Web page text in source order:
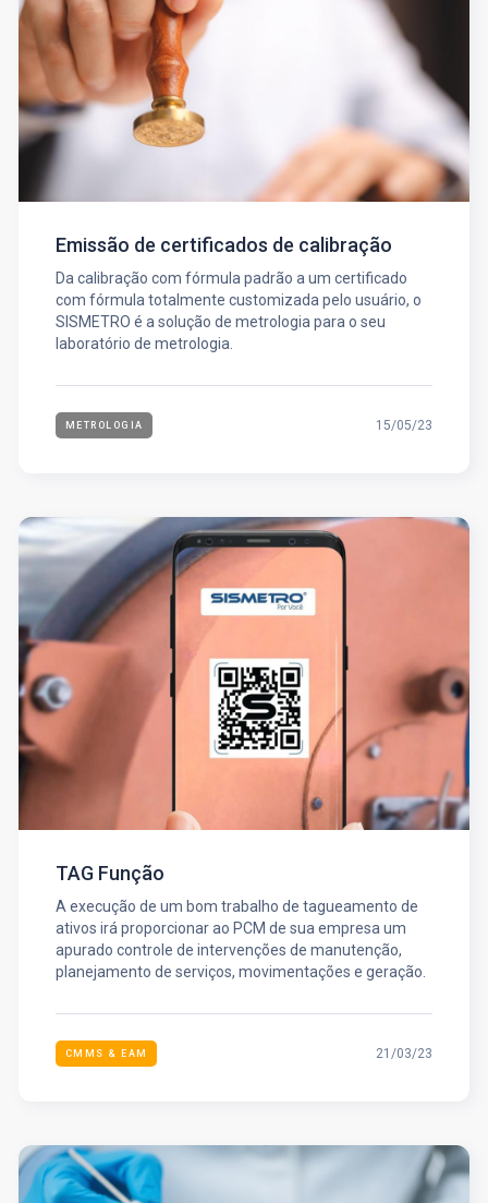
Emissão de certificados de calibração
Da calibração com fórmula padrão a um certificado
com fórmula totalmente customizada pelo usuário, o
SISMETRO é a solução de metrologia para o seu
laboratório de metrologia.
METROLOGIA 15/05/23
TAG Função
A execução de um bom trabalho de tagueamento de
ativos irá proporcionar ao PCM de sua empresa um
apurado controle de intervenções de manutenção,
planejamento de serviços, movimentações e geração.
CMMS & EAM 21/03/23